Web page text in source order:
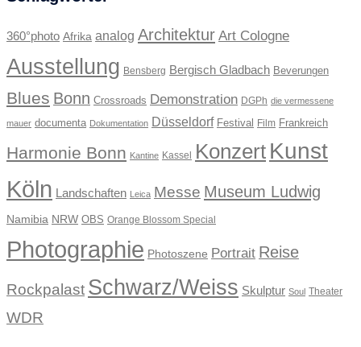
360°photo Afrika analog Architektur Art Cologne
Ausstellung Bensberg Bergisch Gladbach Beverungen
Blues Bonn Crossroads Demonstration DGPh die vermessene
mauer documenta Dokumentation Düsseldorf Festival Film Frankreich
Harmonie Bonn Kantine Kassel Konzert Kunst
Köln Landschaften Leica Messe Museum Ludwig
Namibia NRW OBS Orange Blossom Special
Photographie Photoszene Portrait Reise
Rockpalast Schwarz/Weiss Skulptur Soul Theater
WDR